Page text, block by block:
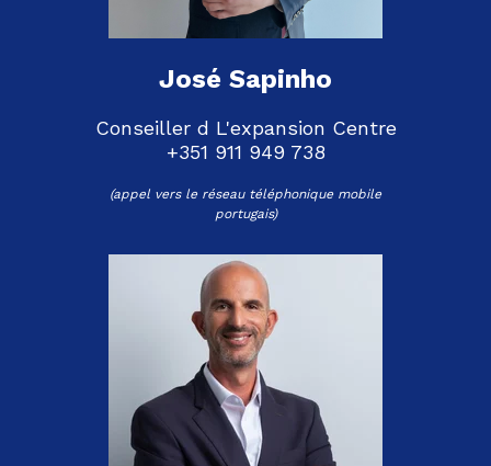
José Sapinho
Conseiller d L'expansion Centre
+351 911 949 738
(appel vers le réseau téléphonique mobile
portugais)